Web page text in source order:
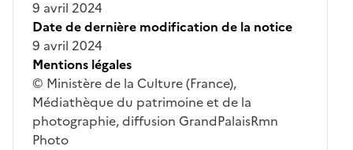
9 avril 2024
Date de dernière modification de la notice
9 avril 2024
Mentions légales
© Ministère de la Culture (France),
Médiathèque du patrimoine et de la
photographie, diffusion GrandPalaisRmn
Photo